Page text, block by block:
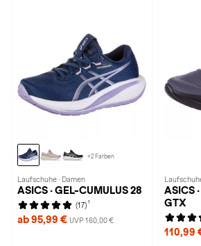
+2 Farben
Laufschuhe · Damen
ASICS · GEL-CUMULUS 28
(17) 1
ab 95,99 € UVP 160,00 €
ASICS
GTX
110,99